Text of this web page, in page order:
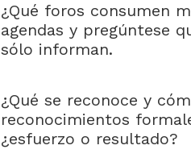
¿Qué foros consumen
agendas y pregúntese
sólo informan.
¿Qué se reconoce y
reconocimientos
¿esfuerzo o resultado?